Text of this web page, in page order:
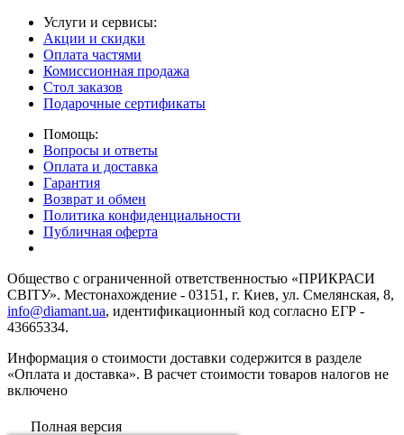
Услуги и сервисы:
Акции и скидки
Оплата частями
Комиссионная продажа
Стол заказов
Подарочные сертификаты
Помощь:
Вопросы и ответы
Оплата и доставка
Гарантия
Возврат и обмен
Политика конфиденциальности
Публичная оферта
Общество с ограниченной ответственностью «ПРИКРАСИ
СВІТУ». Местонахождение - 03151, г. Киев, ул. Смелянская, 8,
info@diamant.ua, идентификационный код согласно ЕГР -
43665334.
Информация о стоимости доставки содержится в разделе
«Оплата и доставка». В расчет стоимости товаров налогов не
включено
Полная версия